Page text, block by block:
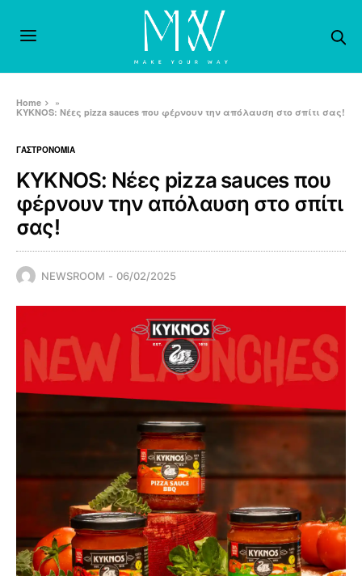
Home
»
KYKNOS: Νέες pizza sauces που φέρνουν την απόλαυση στο σπίτι σας!
ΓΑΣΤΡΟΝΟΜΙΑ
KYKNOS: Νέες pizza sauces που
φέρνουν την απόλαυση στο σπίτι
σας!
NEWSROOM 06/02/2025